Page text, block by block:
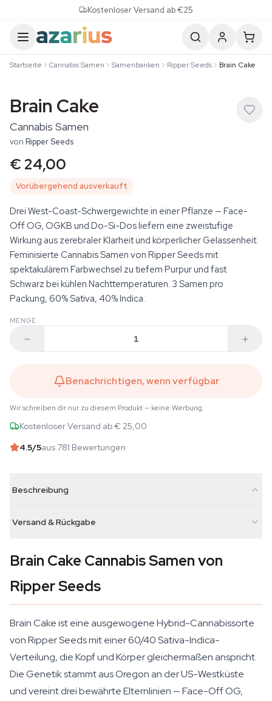
Kostenloser Versand ab €25
Startseite Cannabis Samen Samenbanken Ripper Seeds Brain Cake
Brain Cake
Cannabis Samen
von Ripper Seeds
€ 24,00
Vorübergehend ausverkauft
Drei West-Coast-Schwergewichte in einer Pflanze — Face-
Off OG, OGKB und Do-Si-Dos liefern eine zweistufige
Wirkung aus zerebraler Klarheit und körperlicher Gelassenheit.
Feminisierte Cannabis Samen von Ripper Seeds mit
spektakulärem Farbwechsel zu tiefem Purpur und fast
Schwarz bei kühlen Nachttemperaturen. 3 Samen pro
Packung, 60% Sativa, 40% Indica.
MENGE
Benachrichtigen, wenn verfügbar
Wir schreiben dir nur zu diesem Produkt — keine Werbung.
Kostenloser Versand ab € 25,00
4.5/5aus 781 Bewertungen
Beschreibung
Versand & Rückgabe
Brain Cake Cannabis Samen von
Ripper Seeds
Brain Cake ist eine ausgewogene Hybrid-Cannabissorte
von Ripper Seeds mit einer 60/40 Sativa-Indica-
Verteilung, die Kopf und Körper gleichermaßen anspricht.
Die Genetik stammt aus Oregon an der US-Westküste
und vereint drei bewährte Elternlinien — Face-Off OG,